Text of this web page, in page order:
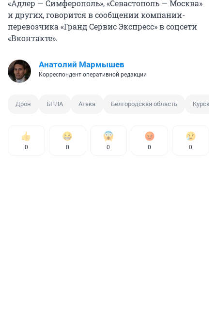
«Адлер — Симферополь», «Севастополь — Москва»
и других, говорится в сообщении компании-
перевозчика «Гранд Сервис Экспресс» в соцсети
«Вконтакте».
Анатолий Мармышев
Корреспондент оперативной редакции
Дрон БПЛА Атака Белгородская область
0 0 0 0 0